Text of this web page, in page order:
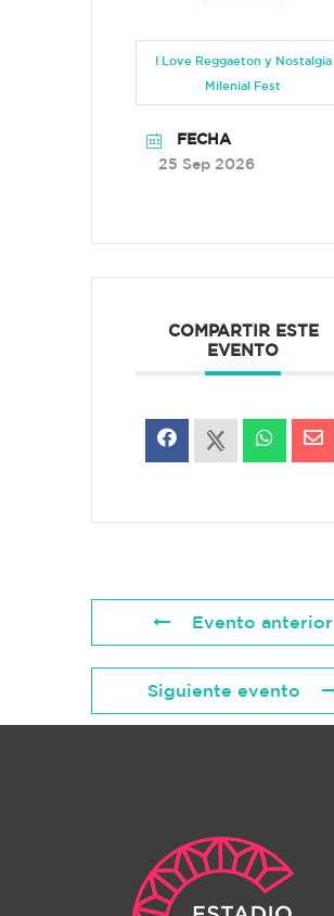
I Love Reggaeton y Nostalgia
Milenial Fest
FECHA
25 Sep 2026
COMPARTIR ESTE
EVENTO
Evento anterior
Siguiente evento